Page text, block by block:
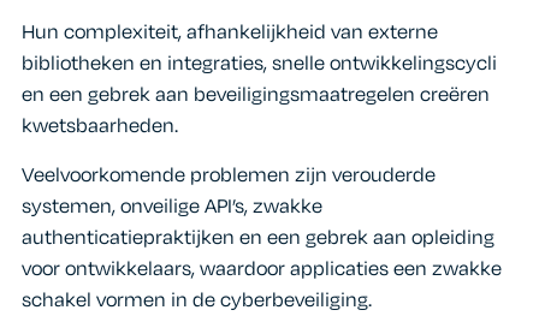
Hun complexiteit, afhankelijkheid van externe
bibliotheken en integraties, snelle ontwikkelingscycli
en een gebrek aan beveiligingsmaatregelen creëren
kwetsbaarheden.
Veelvoorkomende problemen zijn verouderde
systemen, onveilige API’s, zwakke
authenticatiepraktijken en een gebrek aan opleiding
voor ontwikkelaars, waardoor applicaties een zwakke
schakel vormen in de cyberbeveiliging.